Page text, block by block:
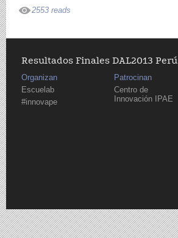
2553 reads
Resultados Finales DAL2013 Perú
Organizan
Escuelab
#innovape
Patrocinan
Centro de
Innovación IPAE